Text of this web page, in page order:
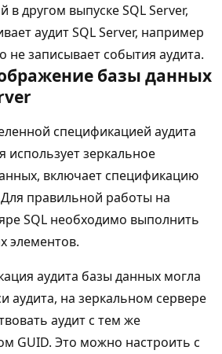
в другом выпуске SQL Server,
аудит SQL Server, например
не записывает события аудита.
базы данных
спецификацией аудита
использует зеркальное
включает спецификацию
правильной работы на
SQL необходимо выполнить
элементов.
аудита базы данных могла
аудита, на зеркальном сервере
аудит с тем же
GUID. Это можно настроить с